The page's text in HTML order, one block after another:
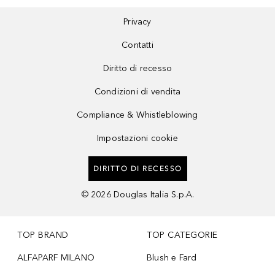
Privacy
Contatti
Diritto di recesso
Condizioni di vendita
Compliance & Whistleblowing
Impostazioni cookie
DIRITTO DI RECESSO
© 2026 Douglas Italia S.p.A.
TOP BRAND
ALFAPARF MILANO
TOP CATEGORIE
Blush e Fard